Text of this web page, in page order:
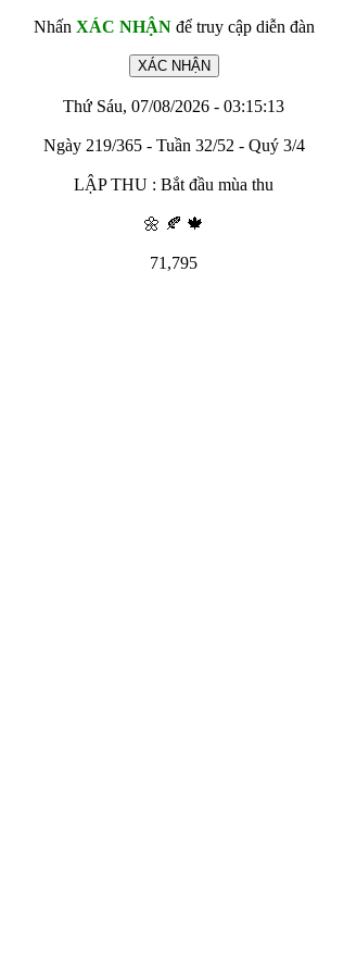
Nhấn XÁC NHẬNđể truy cập diễn đàn
Thứ Sáu, 07/08/2026 - 03:15:13
Ngày 219/365 - Tuần 32/52 - Quý 3/4
LẬP THU : Bắt đầu mùa thu
🌼 🍂 🍁
71,795